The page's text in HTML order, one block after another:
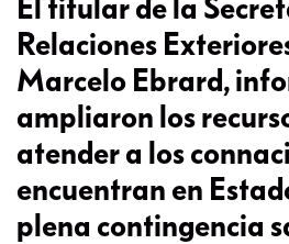
El titular de la
Relaciones
Marcelo Ebrard,
ampliaron los
atender a los
encuentran en
plena contingencia